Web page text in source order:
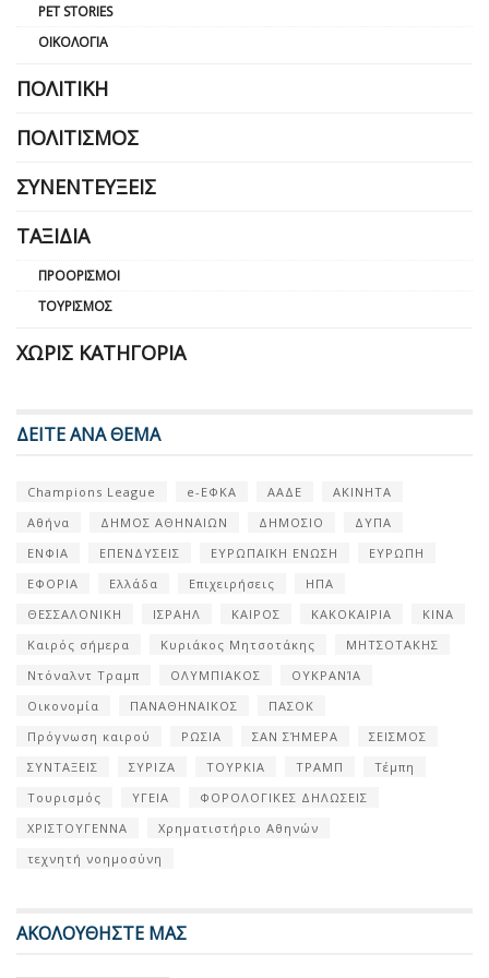
PET STORIES
ΟΙΚΟΛΟΓΊΑ
ΠΟΛΙΤΙΚΉ
ΠΟΛΙΤΙΣΜΌΣ
ΣΥΝΕΝΤΕΎΞΕΙΣ
ΤΑΞΊΔΙΑ
ΠΡΟΟΡΙΣΜΟΊ
ΤΟΥΡΙΣΜΌΣ
ΧΩΡΊΣ ΚΑΤΗΓΟΡΊΑ
ΔΕΙΤΕ ΑΝΑ ΘΕΜΑ
Champions League e-ΕΦΚΑ ΑΑΔΕ
ΑΚΙΝΗΤΑ
Αθήνα
ΔΗΜΟΣ ΑΘΗΝΑΙΩΝ ΔΗΜΟΣΙΟ
ΔΥΠΑ
ΕΝΦΙΑ
ΕΠΕΝΔΥΣΕΙΣ ΕΥΡΩΠΑΪΚΗ ΕΝΩΣΗ
ΕΥΡΩΠΗ
ΕΦΟΡΙΑ
Ελλάδα Επιχειρήσεις
ΗΠΑ
ΘΕΣΣΑΛΟΝΙΚΗ
ΙΣΡΑΗΛ ΚΑΙΡΟΣ ΚΑΚΟΚΑΙΡΙΑ
ΚΙΝΑ
Καιρός σήμερα
Κυριάκος Μητσοτάκης
ΜΗΤΣΟΤΑΚΗΣ
Ντόναλντ Τραμπ
ΟΛΥΜΠΙΑΚΟΣ
ΟΥΚΡΑΝΊΑ
Οικονομία
ΠΑΝΑΘΗΝΑΙΚΟΣ
ΠΑΣΟΚ
Πρόγνωση καιρού
ΡΩΣΙΑ ΣΑΝ ΣΉΜΕΡΑ
ΣΕΙΣΜΟΣ
ΣΥΝΤΑΞΕΙΣ
ΣΥΡΙΖΑ ΤΟΥΡΚΙΑ ΤΡΑΜΠ
Τέμπη
Τουρισμός
ΥΓΕΙΑ
ΦΟΡΟΛΟΓΙΚΕΣ ΔΗΛΩΣΕΙΣ
ΧΡΙΣΤΟΥΓΕΝΝΑ
Χρηματιστήριο Αθηνών
τεχνητή νοημοσύνη
ΑΚΟΛΟΥΘΗΣΤΕ ΜΑΣ